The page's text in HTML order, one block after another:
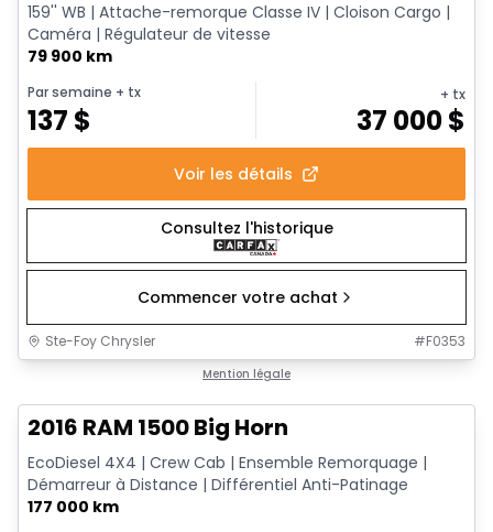
159'' WB | Attache-remorque Classe IV | Cloison Cargo |
Caméra | Régulateur de vitesse
79 900 km
Par semaine + tx
137 $
+ tx
37 000$
Voir les détails
Consultez l'historique
Commencer votre achat
Ste-Foy Chrysler #F0353
Mention légale
2016 RAM 1500 Big Horn
EcoDiesel 4X4 | Crew Cab | Ensemble Remorquage |
Démarreur à Distance | Différentiel Anti-Patinage
177 000 km